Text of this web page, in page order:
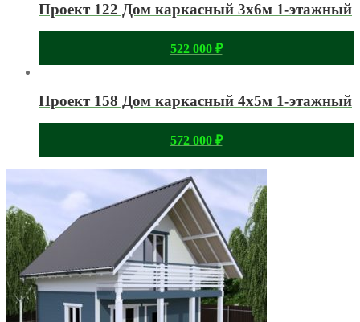
Проект 122 Дом каркасный 3х6м 1-этажный
522 000 ₽
Проект 158 Дом каркасный 4х5м 1-этажный
572 000 ₽